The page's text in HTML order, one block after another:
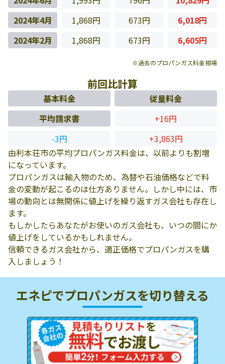
2024年4月
1,868円 673円
6,018円
2024年2月
1,868円 673円 6,605円
※過去のプロパンガス料金相場
前回比計算
基本料金
従量料金
平均請求書
+16円
-3円
+3,863円
由利本荘市の平均プロパンガス料金は、以前よりも割増
になっています。
プロパンガスは輸入物のため、為替や石油価格などで料
金の変動が起こるのは仕方ありません。しかし中には、市
場の動向とは無関係に値上げを繰り返すガス会社も存在し
ます。
もしかしたらあなたがお使いのガス会社も、いつの間にか
値上げをしているかもしれません。
信頼できるガス会社から、適正価格でプロパンガスを購
入しましょう！
エネピでプロパンガスを切り替える